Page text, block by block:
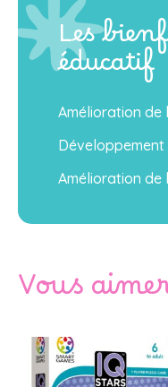
Les
éducatif
Amélioration de
Amélioration de
Vous